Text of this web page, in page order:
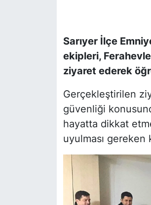
Sarıyer İlçe
ekipleri,
ziyaret ederek
Gerçekleştirilen
güvenliği
hayatta dikkat
uyulması gereken
SON DAKİKA HABERİ
TEKNOLOJİ
TÜRKİYE VE DÜNYA